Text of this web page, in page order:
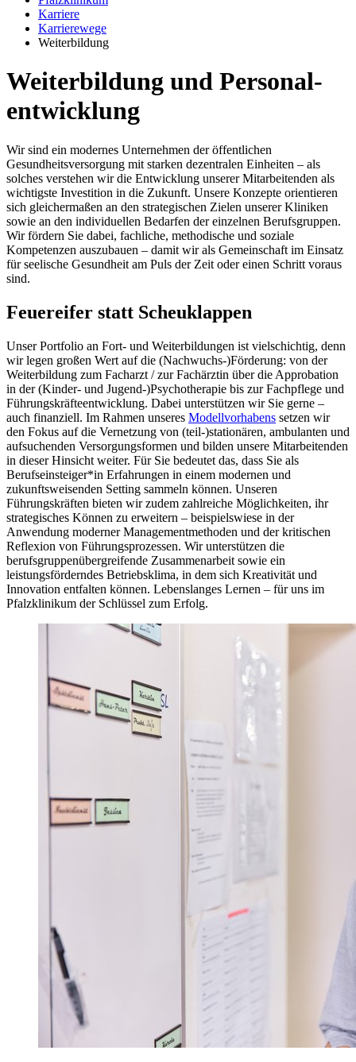
Karriere
Karrierewege
Weiterbildung
Weiterbildung und Personal­
entwicklung
Wir sind ein modernes Unternehmen der öffentlichen
Gesundheitsversorgung mit starken dezentralen Einheiten – als
solches verstehen wir die Entwicklung unserer Mitarbeitenden als
wichtigste Investition in die Zukunft. Unsere Konzepte orientieren
sich gleichermaßen an den strategischen Zielen unserer Kliniken
sowie an den individuellen Bedarfen der einzelnen Berufsgruppen.
Wir fördern Sie dabei, fachliche, methodische und soziale
Kompetenzen auszubauen – damit wir als Gemeinschaft im Einsatz
für seelische Gesundheit am Puls der Zeit oder einen Schritt voraus
sind.
Feuereifer statt Scheuklappen
Unser Portfolio an Fort- und Weiterbildungen ist vielschichtig, denn
wir legen großen Wert auf die (Nachwuchs-)Förderung: von der
Weiterbildung zum Facharzt / zur Fachärztin über die Approbation
in der (Kinder- und Jugend-)Psycho­therapie bis zur Fachpflege und
Führungskräfteentwicklung. Dabei unterstützen wir Sie gerne –
auch finanziell. Im Rahmen unseres Modellvorhabens setzen wir
den Fokus auf die Vernetzung von (teil-)stationären, ambulanten und
aufsuchenden Versorgungsformen und bilden unsere Mitarbeitenden
in dieser Hinsicht weiter. Für Sie bedeutet das, dass Sie als
Berufseinsteiger*in Erfahrungen in einem modernen und
zukunftsweisenden Setting sammeln können. Unseren
Führungskräften bieten wir zudem zahlreiche Möglichkeiten, ihr
strategisches Können zu erweitern – beispielswiese in der
Anwendung moderner Managementmethoden und der kritischen
Reflexion von Führungsprozessen. Wir unterstützen die
berufsgruppenübergreifende Zusammenarbeit sowie ein
leistungsförderndes Betriebsklima, in dem sich Kreativität und
Innovation entfalten können. Lebenslanges Lernen – für uns im
Pfalzklinikum der Schlüssel zum Erfolg.